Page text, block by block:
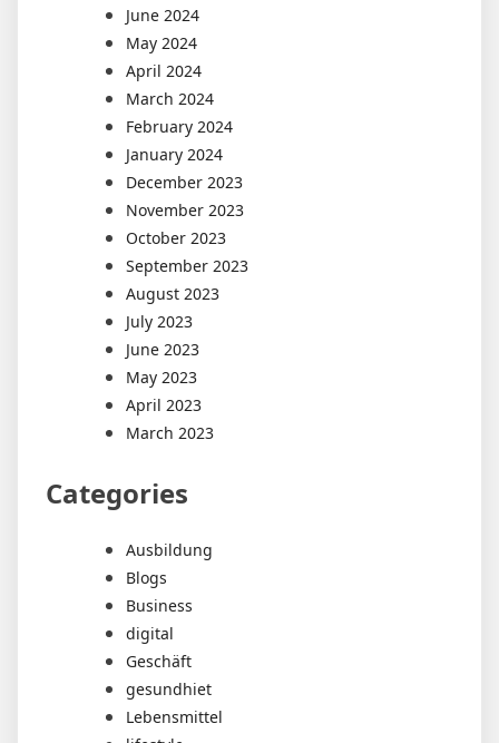
June 2024
May 2024
April 2024
March 2024
February 2024
January 2024
December 2023
November 2023
October 2023
September 2023
August 2023
July 2023
June 2023
May 2023
April 2023
March 2023
Categories
Ausbildung
Blogs
Business
digital
Geschäft
gesundhiet
Lebensmittel